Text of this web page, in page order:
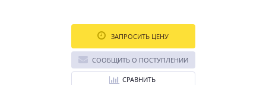
ЗАПРОСИТЬ ЦЕНУ
СООБЩИТЬ О ПОСТУПЛЕНИИ
СРАВНИТЬ